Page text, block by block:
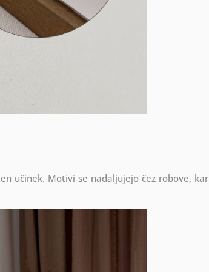
učinek. Motivi se nadaljujejo čez robove, kar